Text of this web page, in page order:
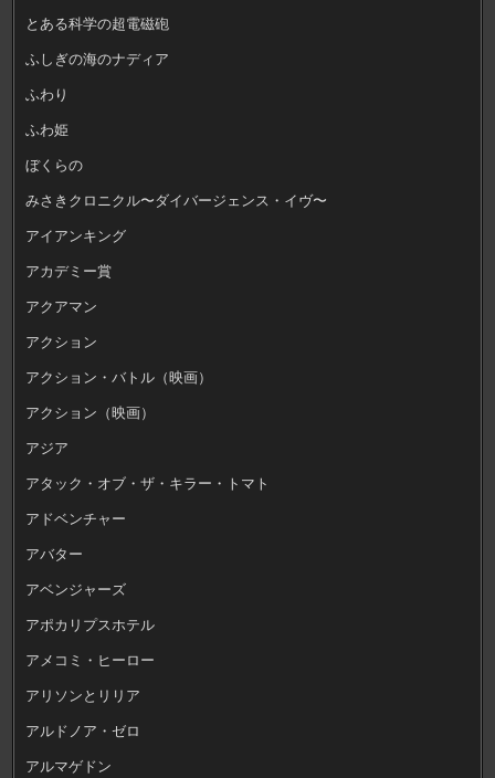
とある科学の超電磁砲
ふしぎの海のナディア
ふわり
ふわ姫
ぼくらの
みさきクロニクル〜ダイバージェンス・イヴ〜
アイアンキング
アカデミー賞
アクアマン
アクション
アクション・バトル（映画）
アクション（映画）
アジア
アタック・オブ・ザ・キラー・トマト
アドベンチャー
アバター
アベンジャーズ
アポカリプスホテル
アメコミ・ヒーロー
アリソンとリリア
アルドノア・ゼロ
アルマゲドン